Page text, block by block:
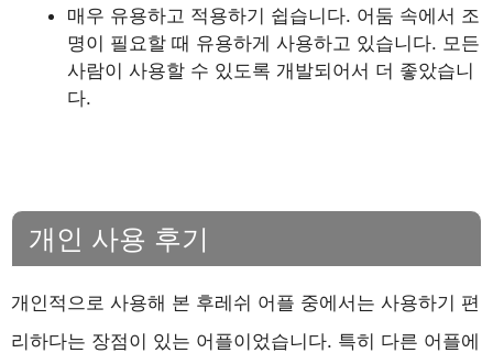
매우 유용하고 적용하기 쉽습니다. 어둠 속에서 조
명이 필요할 때 유용하게 사용하고 있습니다. 모든
사람이 사용할 수 있도록 개발되어서 더 좋았습니
다.
개인 사용 후기
개인적으로 사용해 본 후레쉬 어플 중에서는 사용하기 편
리하다는 장점이 있는 어플이었습니다. 특히 다른 어플에